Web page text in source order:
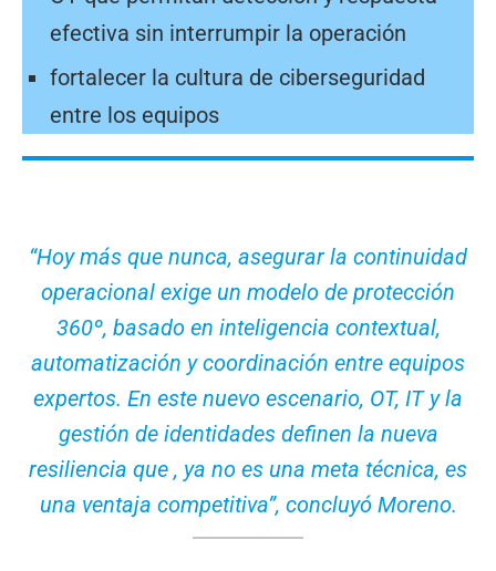
efectiva sin interrumpir la operación
fortalecer la cultura de ciberseguridad
entre los equipos
“Hoy más que nunca, asegurar la continuidad
operacional exige un modelo de protección
360º, basado en inteligencia contextual,
automatización y coordinación entre equipos
expertos. En este nuevo escenario, OT, IT y la
gestión de identidades definen la nueva
resiliencia que , ya no es una meta técnica, es
una ventaja competitiva”, concluyó Moreno.